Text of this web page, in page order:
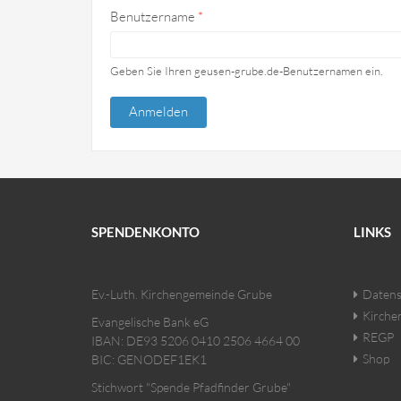
Benutzername *
Geben Sie Ihren geusen-grube.de-Benutzernamen ein.
SPENDENKONTO
Ev.-Luth. Kirchengemeinde Grube
Evangelische Bank eG
IBAN: DE93 5206 0410 2506 4664 00
BIC: GENODEF1EK1
Stichwort "Spende Pfadfinder Grube"
LINKS
REGP
Shop